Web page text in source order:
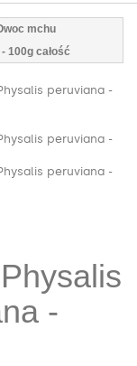
mchu
100g całość
-